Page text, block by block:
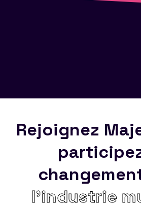
Rejoignez
l’industrie